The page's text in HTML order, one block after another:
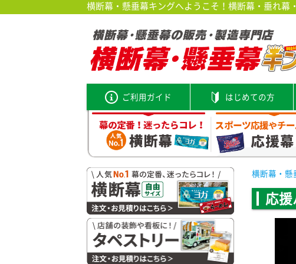
横断幕・懸垂幕キングへようこそ！横断幕・垂れ幕
ご利用ガイド はじめての方
横断幕・懸
応